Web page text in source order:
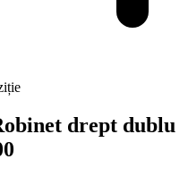
drept dublu